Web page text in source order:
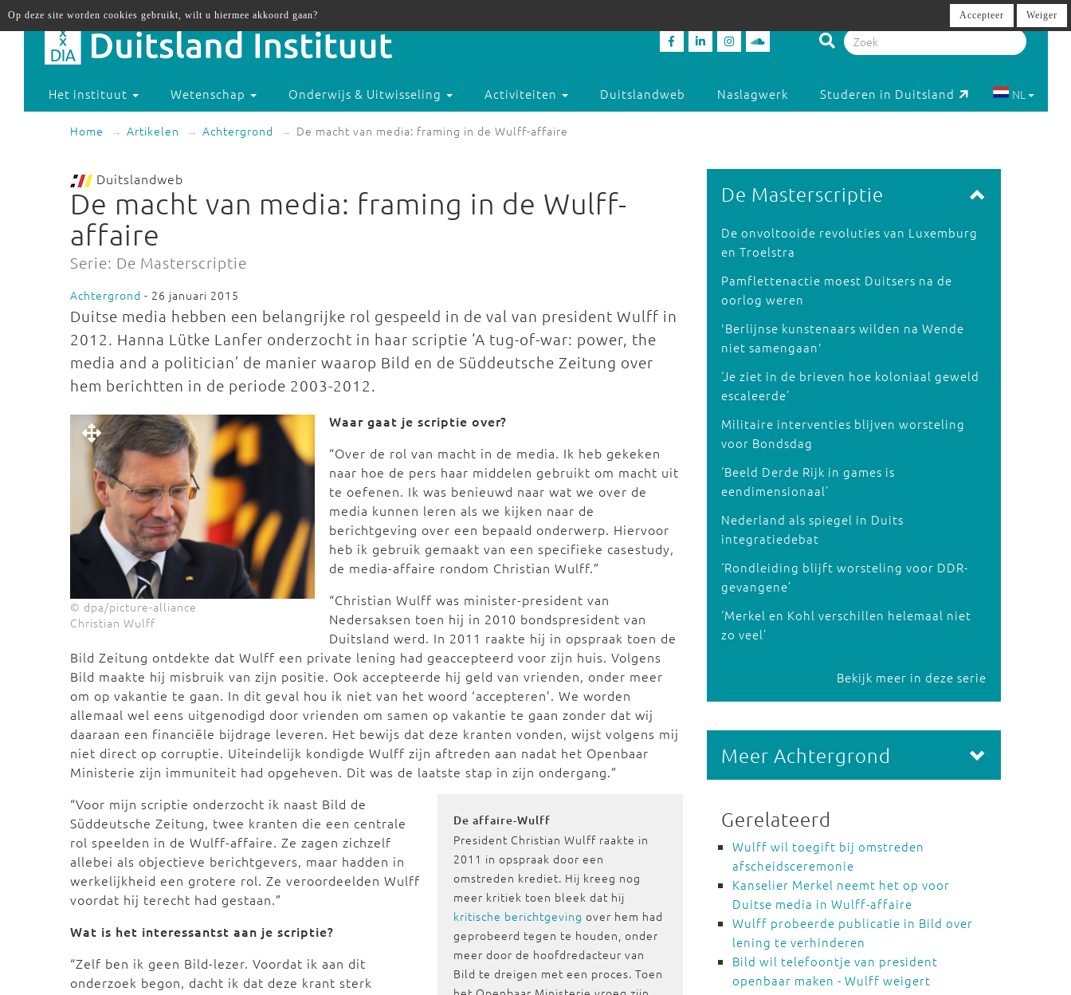
Het instituut Wetenschap Onderwijs & Uitwisseling Activiteiten Duitslandweb Naslagwerk Studeren in Duitsland NL
Home Artikelen Achtergrond De macht van media: framing in de Wulff-affaire
Duitslandweb
De macht van media: framing in de Wulff-
affaire
Serie: De Masterscriptie
Achtergrond - 26 januari 2015
Duitse media hebben een belangrijke rol gespeeld in de val van president Wulff in
2012. Hanna Lütke Lanfer onderzocht in haar scriptie ‘A tug-of-war: power, the
media and a politician’ de manier waarop Bild en de Süddeutsche Zeitung over
hem berichtten in de periode 2003-2012.
© dpa/picture-alliance
Christian Wulff
Waar gaat je scriptie over?
“Over de rol van macht in de media. Ik heb gekeken
naar hoe de pers haar middelen gebruikt om macht uit
te oefenen. Ik was benieuwd naar wat we over de
media kunnen leren als we kijken naar de
berichtgeving over een bepaald onderwerp. Hiervoor
heb ik gebruik gemaakt van een specifieke casestudy,
de media-affaire rondom Christian Wulff.”
“Christian Wulff was minister-president van
Nedersaksen toen hij in 2010 bondspresident van
Duitsland werd. In 2011 raakte hij in opspraak toen de
Bild Zeitung ontdekte dat Wulff een private lening had geaccepteerd voor zijn huis. Volgens
Bild maakte hij misbruik van zijn positie. Ook accepteerde hij geld van vrienden, onder meer
om op vakantie te gaan. In dit geval hou ik niet van het woord ‘accepteren’. We worden
allemaal wel eens uitgenodigd door vrienden om samen op vakantie te gaan zonder dat wij
daaraan een financiële bijdrage leveren. Het bewijs dat deze kranten vonden, wijst volgens mij
niet direct op corruptie. Uiteindelijk kondigde Wulff zijn aftreden aan nadat het Openbaar
Ministerie zijn immuniteit had opgeheven. Dit was de laatste stap in zijn ondergang.”
De affaire-Wulff
President Christian Wulff raakte in
2011 in opspraak door een
omstreden krediet. Hij kreeg nog
meer kritiek toen bleek dat hij
kritische berichtgeving over hem had
geprobeerd tegen te houden, onder
meer door de hoofdredacteur van
Bild te dreigen met een proces. Toen
“Voor mijn scriptie onderzocht ik naast Bild de
Süddeutsche Zeitung, twee kranten die een centrale
rol speelden in de Wulff-affaire. Ze zagen zichzelf
allebei als objectieve berichtgevers, maar hadden in
werkelijkheid een grotere rol. Ze veroordeelden Wulff
voordat hij terecht had gestaan.”
Wat is het interessantst aan je scriptie?
“Zelf ben ik geen Bild-lezer. Voordat ik aan dit
onderzoek begon, dacht ik dat deze krant sterk
De Masterscriptie
De onvoltooide revoluties van Luxemburg
en Troelstra
Pamflettenactie moest Duitsers na de
oorlog weren
'Berlijnse kunstenaars wilden na Wende
niet samengaan'
‘Je ziet in de brieven hoe koloniaal geweld
escaleerde’
Militaire interventies blijven worsteling
voor Bondsdag
‘Beeld Derde Rijk in games is
eendimensionaal’
Nederland als spiegel in Duits
integratiedebat
‘Rondleiding blijft worsteling voor DDR-
gevangene’
‘Merkel en Kohl verschillen helemaal niet
zo veel’
Bekijk meer in deze serie
Meer Achtergrond
Gerelateerd
Wulff wil toegift bij omstreden
afscheidsceremonie
Kanselier Merkel neemt het op voor
Duitse media in Wulff-affaire
Wulff probeerde publicatie in Bild over
lening te verhinderen
Bild wil telefoontje van president
openbaar maken - Wulff weigert
Op deze site worden cookies gebruikt, wilt u hiermee akkoord gaan? Accepteer Weiger